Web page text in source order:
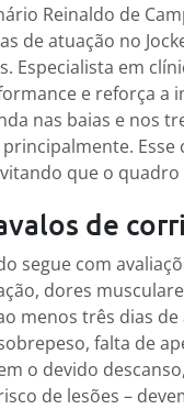
Reinaldo de
de atuação no
Especialista em
e reforça
nas baias e nos
que o quadro
de
segue com
dores
menos três dias
falta de
o devido
de lesões –